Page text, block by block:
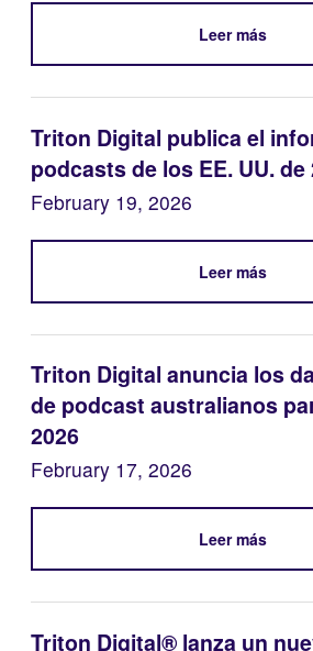
Leer más
Triton Digital publica el
podcasts de los EE. UU. de
February 19, 2026
Leer más
Triton Digital anuncia los
de podcast australianos
2026
February 17, 2026
Leer más
Triton Digital® lanza un